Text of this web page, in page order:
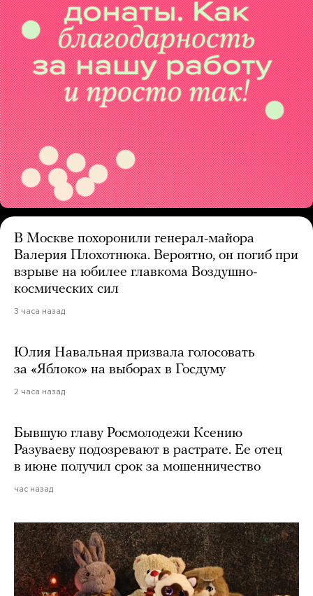
В Москве похоронили генерал-майора
Валерия Плохотнюка. Вероятно, он погиб при
взрыве на юбилее главкома Воздушно-
космических сил
3 часа назад
Юлия Навальная призвала голосовать
за «Яблоко» на выборах в Госдуму
2 часа назад
Бывшую главу Росмолодежи Ксению
Разуваеву подозревают в растрате. Ее отец
в июне получил срок за мошенничество
час назад